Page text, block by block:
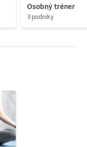
Osobný tréner
3 podniky